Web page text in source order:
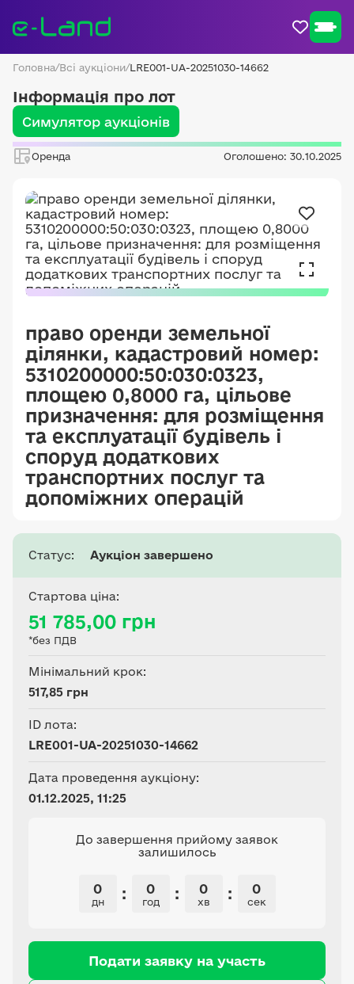
Головна/Всі аукціони/LRE001-UA-20251030-14662
Інформація про лот
Симулятор аукціонів
Оренда Оголошено: 30.10.2025
право оренди земельної
ділянки, кадастровий номер:
5310200000:50:030:0323,
площею 0,8000 га, цільове
призначення: для розміщення
та експлуатації будівель і
споруд додаткових
транспортних послуг та
допоміжних операцій
Статус: Аукціон завершено
Стартова ціна:
51 785,00 грн
*без ПДВ
Мінімальний крок:
517,85 грн
ID лота:
LRE001-UA-20251030-14662
Дата проведення аукціону:
01.12.2025, 11:25
До завершення прийому заявок
залишилось
0
дн : 0
год : 0
хв : 0
сек
Подати заявку на участь